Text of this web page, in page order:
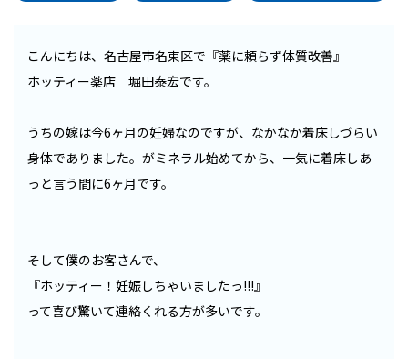
こんにちは、名古屋市名東区で『薬に頼らず体質改善』
ホッティー薬店 堀田泰宏です。
うちの嫁は今6ヶ月の妊婦なのですが、なかなか着床しづらい
身体でありました。がミネラル始めてから、一気に着床しあ
っと言う間に6ヶ月です。
そして僕のお客さんで、
『ホッティー！妊娠しちゃいましたっ!!!』
って喜び驚いて連絡くれる方が多いです。